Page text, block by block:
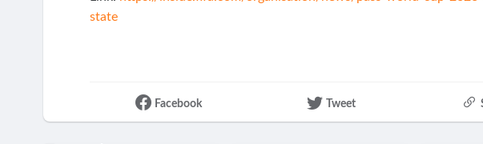
state
Facebook Tweet